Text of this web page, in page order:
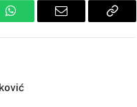
WhatsAppEmail
Copy